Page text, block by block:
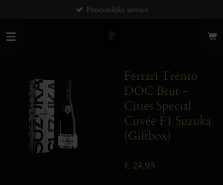
naar
de
Persoonlijke service
Ferrari Trento
DOC Brut –
Cities Special
Cuvée F1 Suzuka
(Giftbox)
€ 24,95